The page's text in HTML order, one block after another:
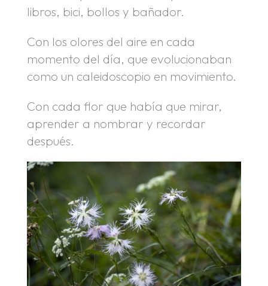
libros, bici, bollos y bañador.
Con los olores del aire en cada
momento del día, que evolucionaban
como un caleidoscopio en movimiento.
Con cada flor que había que mirar,
aprender a nombrar y recordar
después.